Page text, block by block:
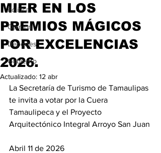
Politica
Opinion
Deportes
Gobierno
MIER EN LOS
PREMIOS MÁGICOS
POR EXCELENCIAS
2026.
Actualizado: 12 abr
La Secretaría de Turismo de Tamaulipas
te invita a votar por la Cuera
Tamaulipeca y el Proyecto
Arquitectónico Integral Arroyo San Juan
Abril 11 de 2026